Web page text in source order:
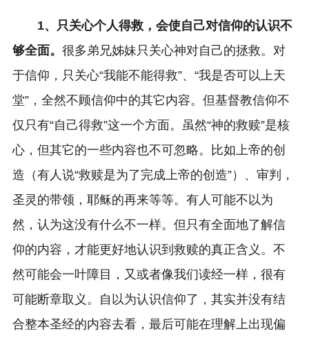
1、只关心个人得救，会使自己对信仰的认识不
够全面。 很多弟兄姊妹只关心神对自己的拯救。对
于信仰，只关心“我能不能得救”、“我是否可以上天
堂”，全然不顾信仰中的其它内容。但基督教信仰不
仅只有“自己得救”这一个方面。虽然“神的救赎”是核
心，但其它的一些内容也不可忽略。比如上帝的创
造（有人说“救赎是为了完成上帝的创造”）、审判，
圣灵的带领，耶稣的再来等等。有人可能不以为
然，认为这没有什么不一样。但只有全面地了解信
仰的内容，才能更好地认识到救赎的真正含义。不
然可能会一叶障目，又或者像我们读经一样，很有
可能断章取义。自以为认识信仰了，其实并没有结
合整本圣经的内容去看，最后可能在理解上出现偏